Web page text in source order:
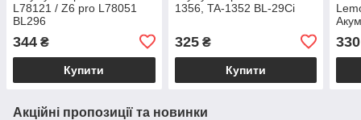
L78121 / Z6 pro L78051
BL296
344 ₴
Купити
1356, TA-1352 BL-29Ci
325₴
Купити
330
Акційні пропозиції та новинки